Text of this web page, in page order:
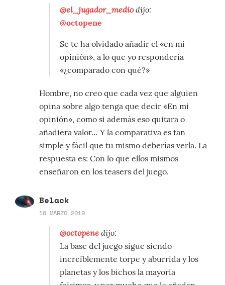
@el_jugador_mediodijo:
@octopene
Se te ha olvidado añadir el «en mi
opinión», a lo que yo respondería
«¿comparado con qué?»
Hombre, no creo que cada vez que alguien
opina sobre algo tenga que decir «En mi
opinión», como si además eso quitara o
añadiera valor… Y la comparativa es tan
simple y fácil que tu mismo deberías verla. La
respuesta es: Con lo que ellos mismos
enseñaron en los teasers del juego.
Belack
18 MARZO 2019
@octopenedijo:
La base del juego sigue siendo
increíblemente torpe y aburrida y los
planetas y los bichos la mayoría